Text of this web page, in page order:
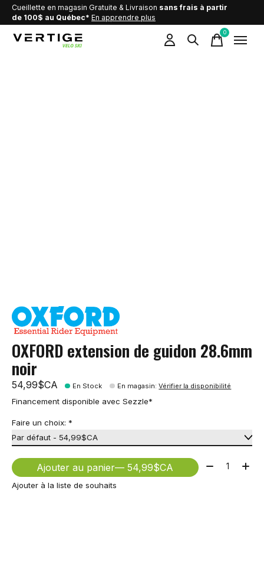
Cueillette en magasin Gratuite & Livraison sans frais à partir
de 100$ au Québec* En apprendre plus
0items
OXFORD extension de guidon 28.6mm
noir
54,99$CA En Stock En magasin:Vérifier la disponibilité
Financement disponible avec Sezzle*
Faire un choix: *
Ajouter au panier — 54,99$CA Quantité:
Ajouter à la liste de souhaits